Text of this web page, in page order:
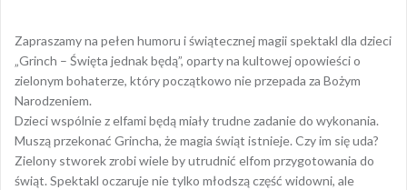
Zapraszamy na pełen humoru i świątecznej magii spektakl dla dzieci
„Grinch – Święta jednak będą”, oparty na kultowej opowieści o
zielonym bohaterze, który początkowo nie przepada za Bożym
Narodzeniem.
Dzieci wspólnie z elfami będą miały trudne zadanie do wykonania.
Muszą przekonać Grincha, że magia świąt istnieje. Czy im się uda?
Zielony stworek zrobi wiele by utrudnić elfom przygotowania do
świąt. Spektakl oczaruje nie tylko młodszą część widowni, ale